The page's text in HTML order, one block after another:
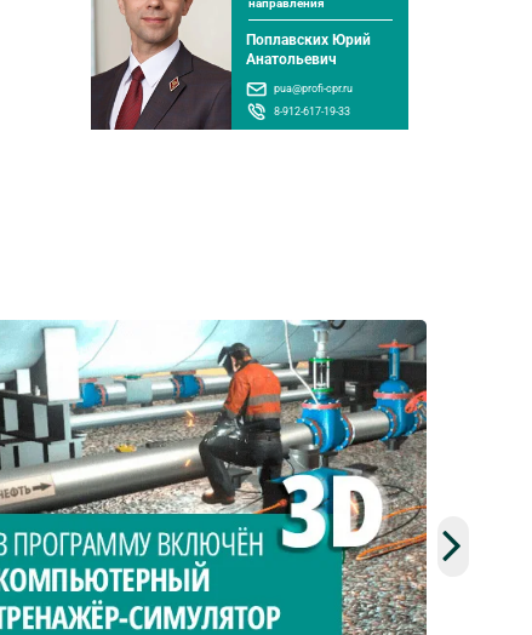
направления
Поплавских Юрий
Анатольевич
pua@profi-cpr.ru
8-912-617-19-33